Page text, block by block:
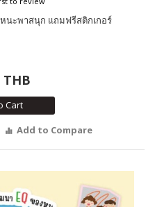
นะพาสนุก แถมฟรีสติกเกอร์
THB
Cart
Add to Compare